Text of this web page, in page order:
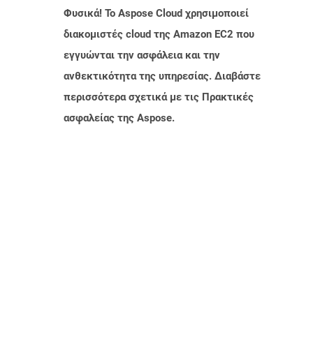
Φυσικά! Το Aspose Cloud χρησιμοποιεί
διακομιστές cloud της Amazon EC2 που
εγγυώνται την ασφάλεια και την
ανθεκτικότητα της υπηρεσίας. Διαβάστε
περισσότερα σχετικά με τις Πρακτικές
ασφαλείας της Aspose.